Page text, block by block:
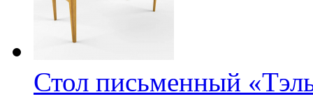
Стол письменный